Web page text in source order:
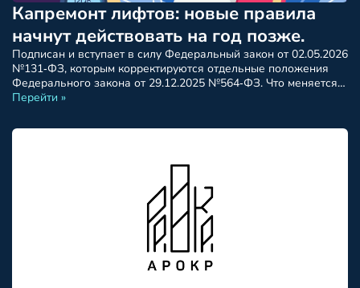
Капремонт лифтов: новые правила
начнут действовать на год позже.
Подписан и вступает в силу Федеральный закон от 02.05.2026
№131‑ФЗ, которым корректируются отдельные положения
Федерального закона от 29.12.2025 №564‑ФЗ. Что меняется
по срокам Вступление в силу изменений в Жилищный кодекс
год. Новые правила начнут действовать с 1 сентября 2027
Перейти »